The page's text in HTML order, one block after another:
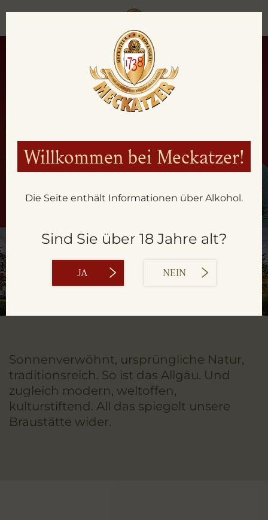
Willkommen bei Meckatzer!
Die Seite enthält Informationen über Alkohol.
Sind Sie über 18 Jahre alt?
JA NEIN
Sonnenverwöhnt, ursprüngliche Natur,
traditionsreich. So ist das Allgäu. Und
zugleich modern, weltoffen,
kulturstiftend. All das spiegelt unsere
Braustätte wider.